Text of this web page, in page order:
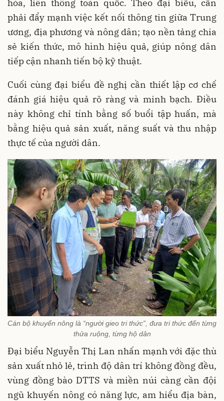
hóa, liên thông toàn quốc. Theo đại biểu, cần
phải đẩy mạnh việc kết nối thông tin giữa Trung
ương, địa phương và nông dân; tạo nền tảng chia
sẻ kiến thức, mô hình hiệu quả, giúp nông dân
tiếp cận nhanh tiến bộ kỹ thuật.
Cuối cùng đại biểu đề nghị cần thiết lập cơ chế
đánh giá hiệu quả rõ ràng và minh bạch. Điều
này không chỉ tính bằng số buổi tập huấn, mà
bằng hiệu quả sản xuất, năng suất và thu nhập
thực tế của người dân.
Cán bộ khuyến nông là “người gieo tri thức”, đưa tri thức đến từng
thửa ruộng, từng hộ dân
Đại biểu Nguyễn Thị Lan nhấn mạnh với đặc thù
sản xuất nhỏ lẻ, trình độ dân trí không đồng đều,
vùng đồng bào DTTS và miền núi càng cần đội
ngũ khuyến nông có năng lực, am hiểu địa bàn,